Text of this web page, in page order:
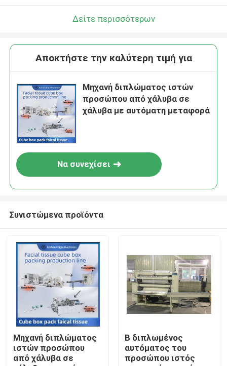
Σχετικά με εμάς
Δείτε περισσότερων
Αποκτήστε την καλύτερη τιμή για
Μηχανή διπλώματος ιστών
προσώπου από χάλυβα σε
χάλυβα με αυτόματη μεταφορά
Να συνεχίσει
Συνιστώμενα προϊόντα
Μηχανή διπλώματος
ιστών προσώπου
από χάλυβα σε
Β διπλωμένος
αυτόματος του
προσώπου ιστός